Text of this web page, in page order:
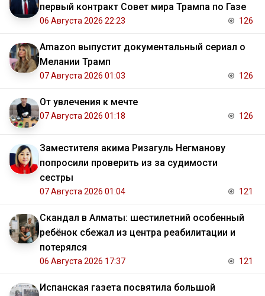
первый контракт Совет мира Трампа по Газе
06 Августа 2026 22:23 126
Amazon выпустит документальный сериал о
Мелании Трамп
07 Августа 2026 01:03 126
От увлечения к мечте
07 Августа 2026 01:18 126
Заместителя акима Ризагуль Негманову
попросили проверить из за судимости
сестры
07 Августа 2026 01:04 121
Скандал в Алматы: шестилетний особенный
ребёнок сбежал из центра реабилитации и
потерялся
06 Августа 2026 17:37 121
Испанская газета посвятила большой